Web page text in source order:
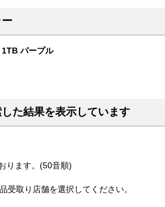
パープル
た結果を表示しています
ります。(50音順)
受取り店舗を選択してください。